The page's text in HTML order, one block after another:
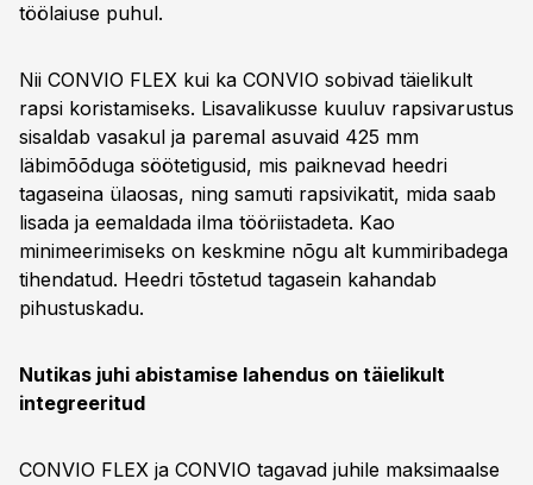
töölaiuse puhul.
Nii CONVIO FLEX kui ka CONVIO sobivad täielikult
rapsi koristamiseks. Lisavalikusse kuuluv rapsivarustus
sisaldab vasakul ja paremal asuvaid 425 mm
läbimõõduga söötetigusid, mis paiknevad heedri
tagaseina ülaosas, ning samuti rapsivikatit, mida saab
lisada ja eemaldada ilma tööriistadeta. Kao
minimeerimiseks on keskmine nõgu alt kummiribadega
tihendatud. Heedri tõstetud tagasein kahandab
pihustuskadu.
Nutikas juhi abistamise lahendus on täielikult
integreeritud
CONVIO FLEX ja CONVIO tagavad juhile maksimaalse